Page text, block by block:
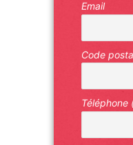
Email
Code
Téléphone